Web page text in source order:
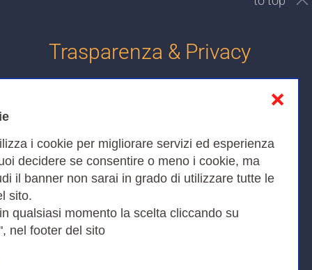
i cookie per migliorare servizi ed esperienza
decidere se consentire o meno i cookie, ma
il banner non sarai in grado di utilizzare tutte le
sito.
qualsiasi momento la scelta cliccando su
nel footer del sito
❌
Trasparenza & Privacy
Amministrazione trasparente
Bandi di Gara